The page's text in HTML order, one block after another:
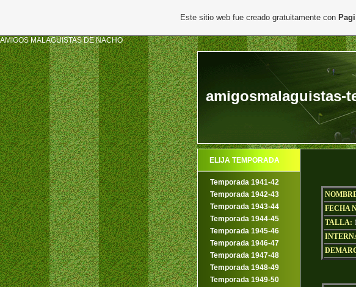
AMIGOS MALAGUISTAS DE NACHO
amigosmalaguistas-
ELIJA TEMPORADA
Temporada 1941-42
Temporada 1942-43
Temporada 1943-44
Temporada 1944-45
Temporada 1945-46
Temporada 1946-47
Temporada 1947-48
Temporada 1948-49
Temporada 1949-50
FECHA
TALLA:
Este sitio web fue creado gratuitamente con